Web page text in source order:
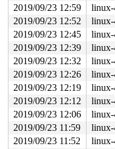
2019/09/23 12:59
2019/09/23 12:52
2019/09/23 12:45
2019/09/23 12:39
2019/09/23 12:32
2019/09/23 12:26
2019/09/23 12:19
2019/09/23 12:12
2019/09/23 12:06
2019/09/23 11:59
2019/09/23 11:52